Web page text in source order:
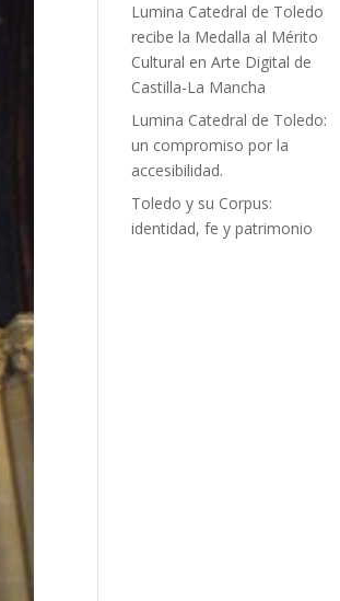
Lumina Catedral de Toledo
recibe la Medalla al Mérito
Cultural en Arte Digital de
Castilla-La Mancha
Lumina Catedral de Toledo:
un compromiso por la
accesibilidad.
Toledo y su Corpus:
identidad, fe y patrimonio